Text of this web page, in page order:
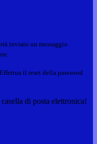
inviato un messaggio
il reset della password
di posta elettronica!